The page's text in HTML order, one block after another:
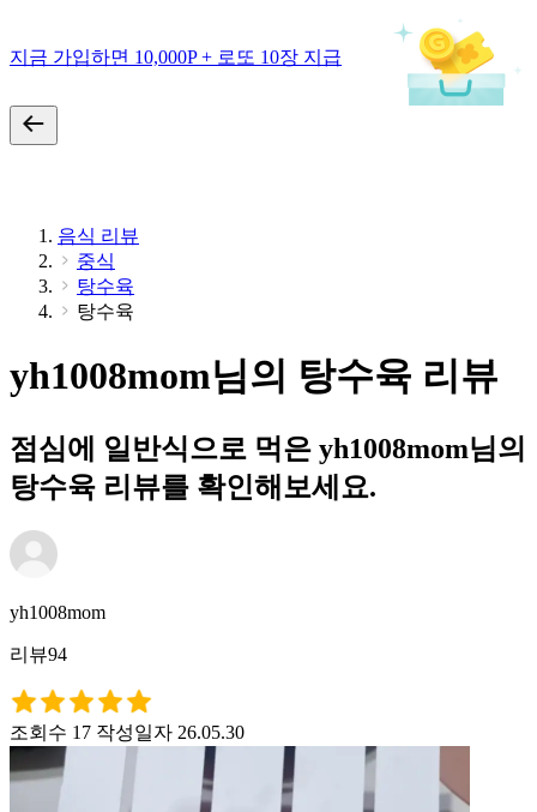
지금 가입하면 10,000P + 로또 10장 지급
음식 리뷰
중식
탕수육
탕수육
yh1008mom님의 탕수육 리뷰
점심에 일반식으로 먹은 yh1008mom님의
탕수육 리뷰를 확인해보세요.
yh1008mom
리뷰94
조회수 17 작성일자 26.05.30